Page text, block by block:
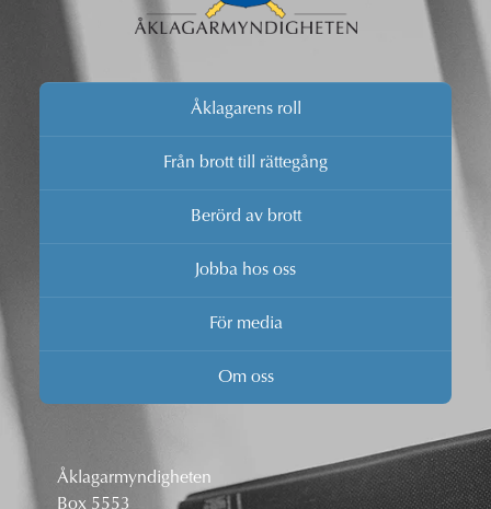
Åklagarens roll
Från brott till rättegång
Berörd av brott
Jobba hos oss
För media
Om oss
Åklagarmyndigheten
Box 5553